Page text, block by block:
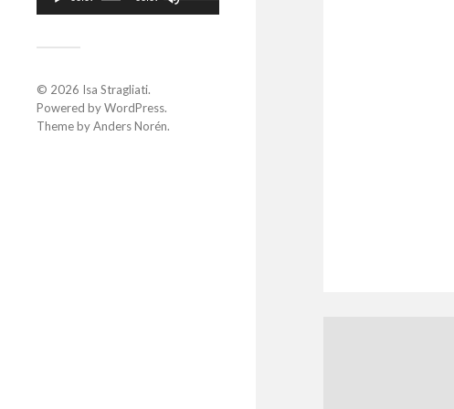
© 2026 Isa Stragliati.
Powered byWordPress.
Theme byAnders Norén.